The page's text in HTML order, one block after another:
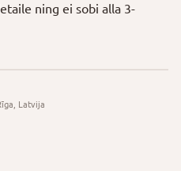
ning ei sobi alla 3-
Latvija